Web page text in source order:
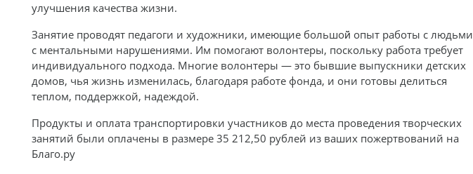
улучшения качества жизни.
Занятие проводят педагоги и художники, имеющие большой̆ опыт работы с людьми
с ментальными нарушениями. Им помогают волонтеры, поскольку работа требует
индивидуального подхода. Многие волонтеры — это бывшие выпускники детских
домов, чья жизнь изменилась, благодаря работе фонда, и они готовы делиться
теплом, поддержкой, надеждой.
Продукты и оплата транспортировки участников до места проведения творческих
занятий были оплачены в размере 35 212,50 рублей из ваших пожертвований на
Благо.ру